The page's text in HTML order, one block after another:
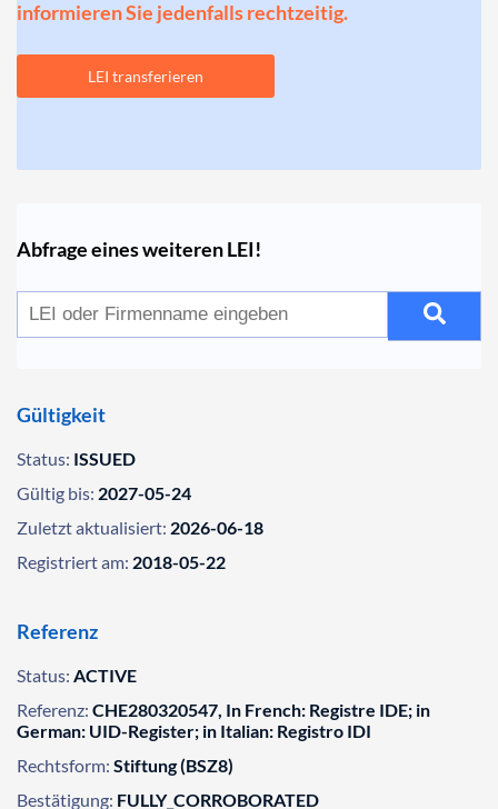
informieren Sie jedenfalls rechtzeitig.
LEI transferieren
Abfrage eines weiteren LEI!
Gültigkeit
Status: ISSUED
Gültig bis: 2027-05-24
Zuletzt aktualisiert: 2026-06-18
Registriert am: 2018-05-22
Referenz
Status: ACTIVE
Referenz: CHE280320547, In French: Registre IDE; in
German: UID-Register; in Italian: Registro IDI
Rechtsform: Stiftung (BSZ8)
Bestätigung: FULLY_CORROBORATED